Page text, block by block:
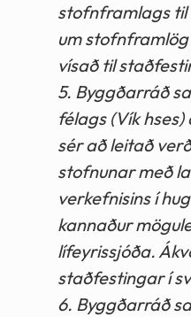
stofnframlags til
um stofnframlög
vísað til
5. Byggðarráð
félags (Vík hses)
sér að leitað
stofnunar með
verkefnisins í
kannaður
lífeyrissjóða.
staðfestingar í
6. Byggðarráð